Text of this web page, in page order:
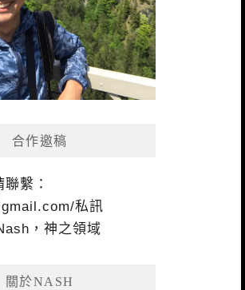
合作邀稿
繫：
/私訊
，神之領域
關於NASH